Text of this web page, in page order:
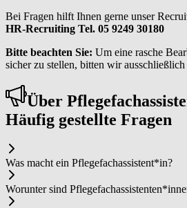
Bei Fragen hilft Ihnen gerne unser
HR-Recruiting Tel. 05 9249 30180
Bitte beachten Sie: Um eine rasche
sicher zu stellen, bitten wir
Über
Häufig gestellte Fragen
Was macht ein Pfle­ge­fachas­sis­ten­t*in?
Worunter sind